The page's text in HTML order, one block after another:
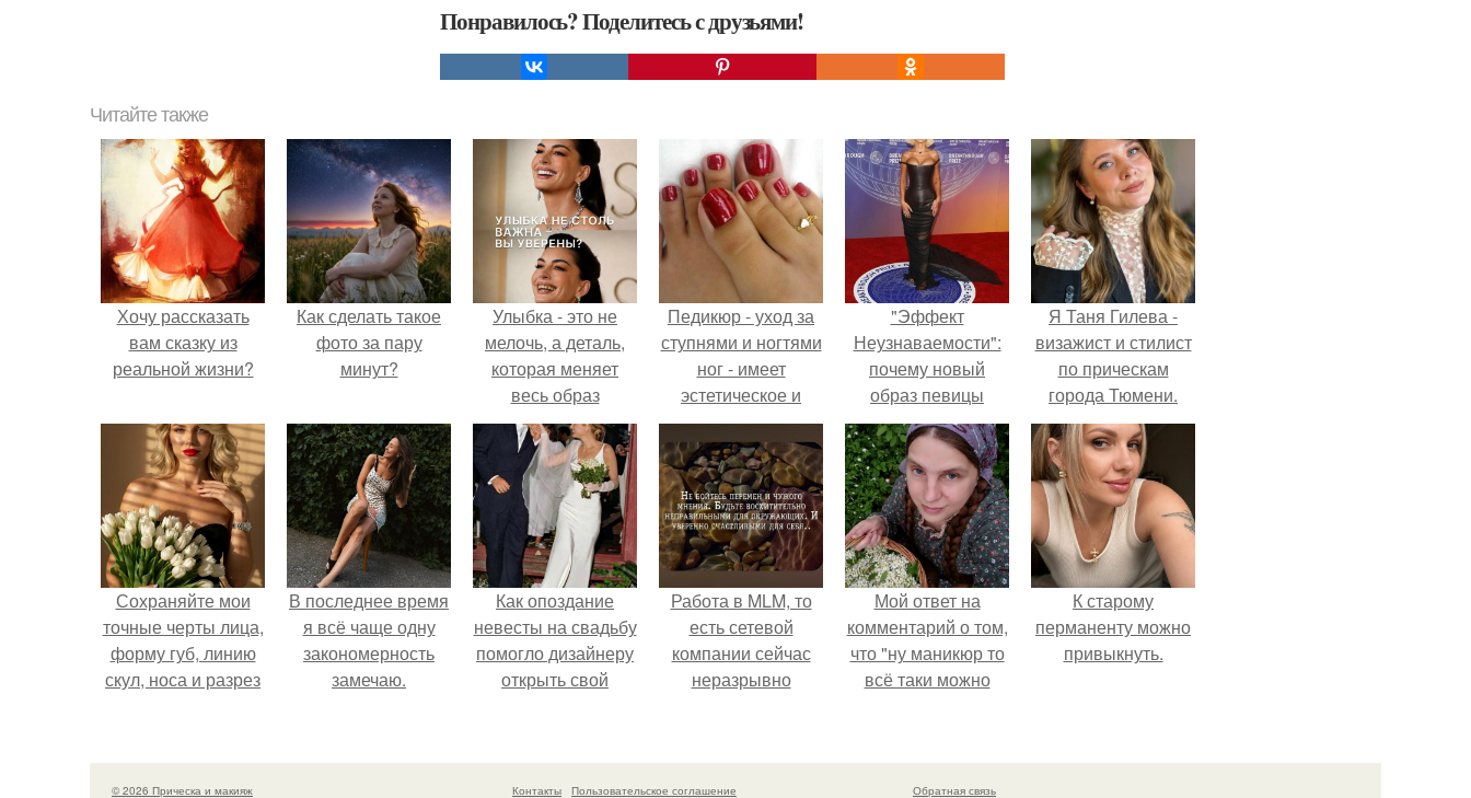
Понравилось? Поделитесь с друзьями!
Читайте также
Хочу рассказать
вам сказку из
реальной жизни?
Как сделать такое
фото за пару
минут?
Улыбка - это не
мелочь, а деталь,
которая меняет
весь образ
человека.
Педикюр - уход за
ступнями и ногтями
ног - имеет
эстетическое и
профилактическое
значение и
является
обязательной
процедурой.
"Эффект
Неузнаваемости":
почему новый
образ певицы
вызвал споры о
гранях
возможного?
Я Таня Гилева -
визажист и стилист
по прическам
города Тюмени.
Сохраняйте мои
точные черты лица,
форму губ, линию
скул, носа и разрез
В последнее время
я всё чаще одну
закономерность
замечаю.
Как опоздание
невесты на свадьбу
помогло дизайнеру
открыть свой
Работа в MLM, то
есть сетевой
компании сейчас
неразрывно
своей страницы в
соц сетях.
Мой ответ на
комментарий о том,
что "ну маникюр то
всё таки можно
К старому
перманенту можно
привыкнуть.
© 2026 Прическа и макияж Контакты Пользовательское соглашение Обратная связь